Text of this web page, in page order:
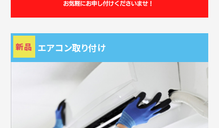
新品 エアコン取り付け